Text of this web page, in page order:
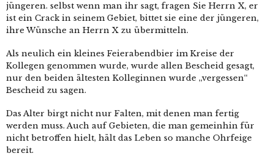
jüngeren. selbst wenn man ihr sagt, fragen Sie Herrn X, er
ist ein Crack in seinem Gebiet, bittet sie eine der jüngeren,
ihre Wünsche an Herrn X zu übermitteln.
Als neulich ein kleines Feierabendbier im Kreise der
Kollegen genommen wurde, wurde allen Bescheid gesagt,
nur den beiden ältesten Kolleginnen wurde „vergessen“
Bescheid zu sagen.
Das Alter birgt nicht nur Falten, mit denen man fertig
werden muss. Auch auf Gebieten, die man gemeinhin für
nicht betroffen hielt, hält das Leben so manche Ohrfeige
bereit.